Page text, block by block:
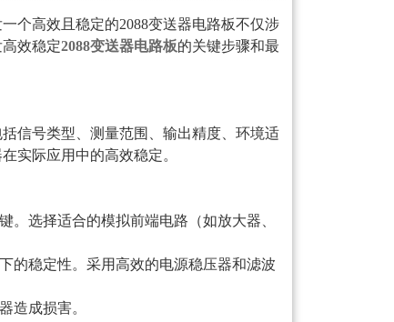
高效且稳定的2088变送器电路板不仅涉
效稳定2088变送器电路板的关键步骤和最
信号类型、测量范围、输出精度、环境适
实际应用中的高效稳定。
选择适合的模拟前端电路（如放大器、
稳定性。采用高效的电源稳压器和滤波
造成损害。